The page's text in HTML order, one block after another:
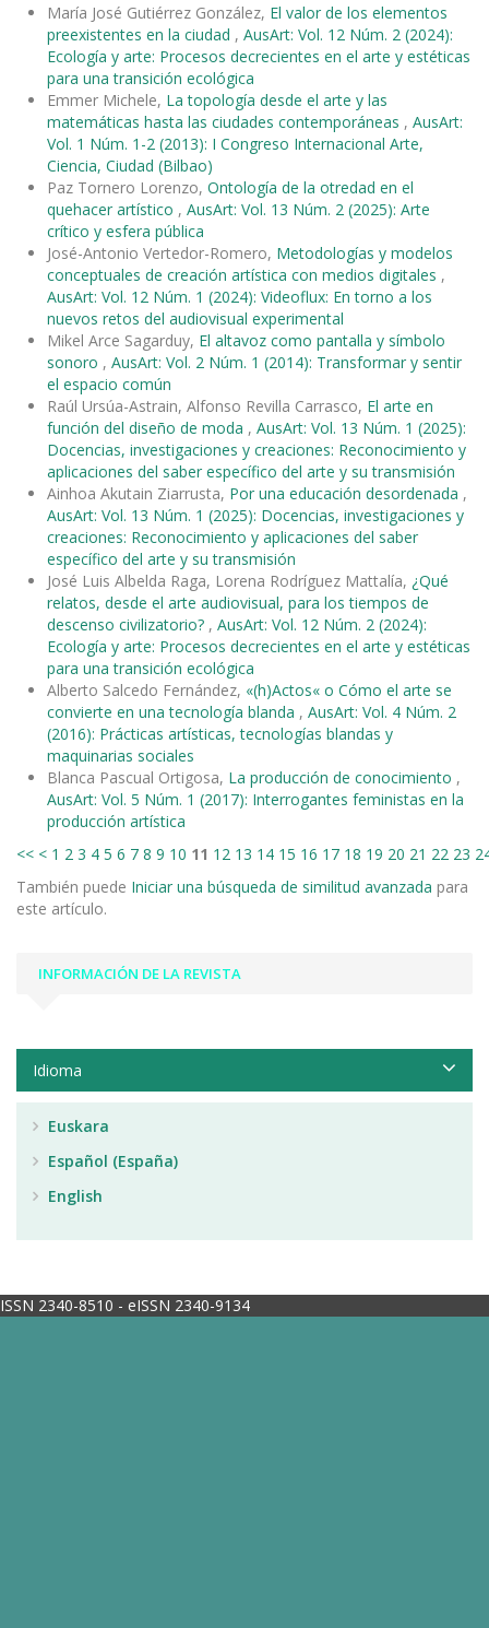
María José Gutiérrez González, El valor de los elementos
preexistentes en la ciudad , AusArt: Vol. 12 Núm. 2 (2024):
Ecología y arte: Procesos decrecientes en el arte y estéticas
para una transición ecológica
Emmer Michele, La topología desde el arte y las
matemáticas hasta las ciudades contemporáneas , AusArt:
Vol. 1 Núm. 1-2 (2013): I Congreso Internacional Arte,
Ciencia, Ciudad (Bilbao)
Paz Tornero Lorenzo, Ontología de la otredad en el
quehacer artístico , AusArt: Vol. 13 Núm. 2 (2025): Arte
crítico y esfera pública
José-Antonio Vertedor-Romero, Metodologías y modelos
conceptuales de creación artística con medios digitales ,
AusArt: Vol. 12 Núm. 1 (2024): Videoflux: En torno a los
nuevos retos del audiovisual experimental
Mikel Arce Sagarduy, El altavoz como pantalla y símbolo
sonoro , AusArt: Vol. 2 Núm. 1 (2014): Transformar y sentir
el espacio común
Raúl Ursúa-Astrain, Alfonso Revilla Carrasco, El arte en
función del diseño de moda , AusArt: Vol. 13 Núm. 1 (2025):
Docencias, investigaciones y creaciones: Reconocimiento y
aplicaciones del saber específico del arte y su transmisión
Ainhoa Akutain Ziarrusta, Por una educación desordenada ,
AusArt: Vol. 13 Núm. 1 (2025): Docencias, investigaciones y
creaciones: Reconocimiento y aplicaciones del saber
específico del arte y su transmisión
José Luis Albelda Raga, Lorena Rodríguez Mattalía, ¿Qué
relatos, desde el arte audiovisual, para los tiempos de
descenso civilizatorio? , AusArt: Vol. 12 Núm. 2 (2024):
Ecología y arte: Procesos decrecientes en el arte y estéticas
para una transición ecológica
Alberto Salcedo Fernández, «(h)Actos« o Cómo el arte se
convierte en una tecnología blanda , AusArt: Vol. 4 Núm. 2
(2016): Prácticas artísticas, tecnologías blandas y
maquinarias sociales
Blanca Pascual Ortigosa, La producción de conocimiento ,
AusArt: Vol. 5 Núm. 1 (2017): Interrogantes feministas en la
producción artística
<< < 1 2 3 4 5 6 7 8 9 10 11 12 13 14 15 16 17 18 19 20 21 22 23
También puede Iniciar una búsqueda de similitud avanzada para
este artículo.
INFORMACIÓN DE LA REVISTA
Idioma
Euskara
Español (España)
English
ISSN 2340-8510 - eISSN 2340-9134